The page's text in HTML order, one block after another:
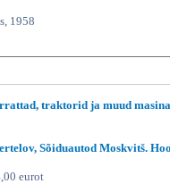
1958
traktorid ja muud
Sõiduautod Moskvitš.
eurot